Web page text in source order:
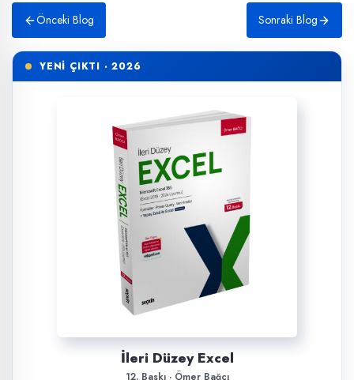
Önceki Blog Sonraki Blog
YENİ ÇIKTI · 2026
İleri Düzey Excel
12. Baskı · Ömer Bağcı